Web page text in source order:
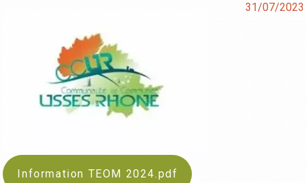
31/07/2023
Information TEOM 2024.pdf